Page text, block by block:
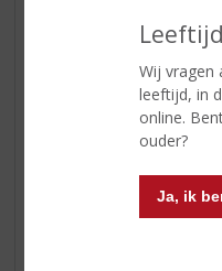
Wij vragen
leeftijd, in
online.
ouder?
Ja, ik
Reviews
Schrijf een review